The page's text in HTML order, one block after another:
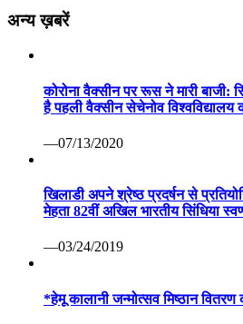
अन्य ख़बरें
कोरोना वैक्सीन पर रूस ने मारी
है पहली वैक्सीन सेचेनोव विश्वविद्यालय
—07/13/2020
खिलाडी अपने श्रेष्ठ प्रदर्षन से
मेहता 82वीं अखिल भारतीय सिंधिया
—03/24/2019
*हेमू कालानी जन्मोत्सव मिष्ठान